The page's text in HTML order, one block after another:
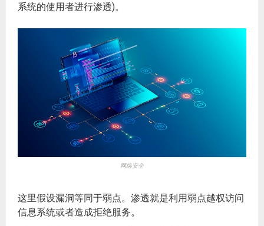
系统的使用者进行渗透)。
网络安全
这里假设漏洞等同于弱点。渗透就是利用弱点越权访问
信息系统或者造成拒绝服务。